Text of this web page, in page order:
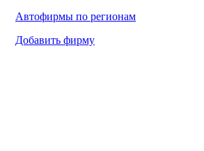
Автофирмы по регионам
Добавить фирму